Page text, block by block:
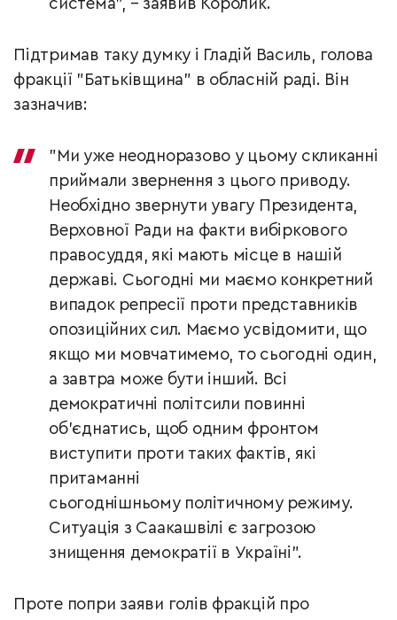
система", – заявив Королик.
Підтримав таку думку і Гладій Василь, голова
фракції "Батьківщина" в обласній раді. Він
зазначив:
"Ми уже неодноразово у цьому скликанні
приймали звернення з цього приводу.
Необхідно звернути увагу Президента,
Верховної Ради на факти вибіркового
правосуддя, які мають місце в нашій
державі. Сьогодні ми маємо конкретний
випадок репресії проти представників
опозиційних сил. Маємо усвідомити, що
якщо ми мовчатимемо, то сьогодні один,
а завтра може бути інший. Всі
демократичні політсили повинні
об’єднатись, щоб одним фронтом
виступити проти таких фактів, які
притаманні
сьогоднішньому політичному режиму.
Ситуація з Саакашвілі є загрозою
знищення демократії в Україні".
Проте попри заяви голів фракцій про